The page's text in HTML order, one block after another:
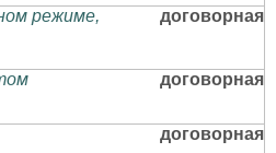
режиме,
договорная
договорная
договорная